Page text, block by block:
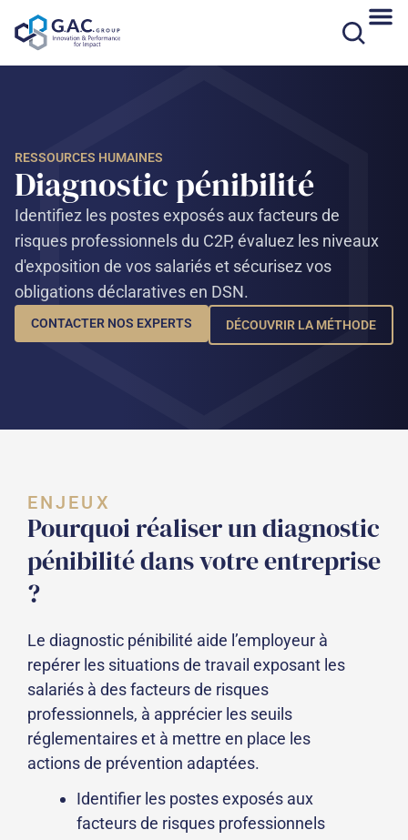
au
RESSOURCES HUMAINES
Diagnostic pénibilité​
Identifiez les postes exposés aux facteurs de
risques professionnels du C2P, évaluez les niveaux
d'exposition de vos salariés et sécurisez vos
obligations déclaratives en DSN.
CONTACTER NOS EXPERTS DÉCOUVRIR LA MÉTHODE
ENJEUX
Pourquoi réaliser un diagnostic
pénibilité dans votre entreprise
?
Le diagnostic pénibilité aide l’employeur à
repérer les situations de travail exposant les
salariés à des facteurs de risques
professionnels, à apprécier les seuils
réglementaires et à mettre en place les
actions de prévention adaptées.
Identifier les postes exposés aux
facteurs de risques professionnels